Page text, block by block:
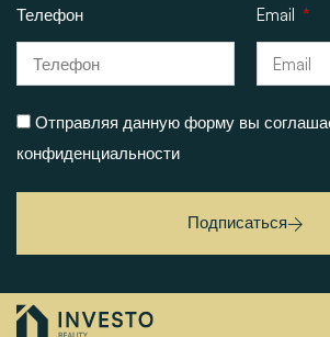
Телефон Email
Отправляя данную форму вы
конфиденциальности
Подписаться